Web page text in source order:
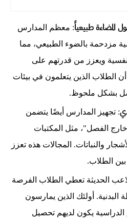
المضاءة طبيعياً: معظم المدارس
مزدحمة بالضوء الطبيعي، مما
ويعزز من قدرتهم على
أن الطلاب الذين يتعلمون في بيئات
بشكل ملحوظ.
: تجهيز المدارس أيضًا يتضمن
الفصل"، مثل المكتبات
والنباتات. المجالات هذه تعزز
الطلاب.
الحديثة تعطي الطلاب الفرصة
البدنية. أولئك الذين يمارسون
الدراسية يكون لديهم تحصيل